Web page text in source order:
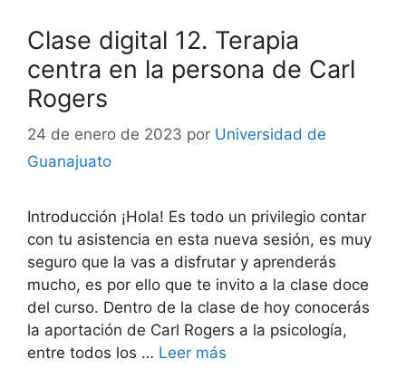
Clase digital 12. Terapia
centra en la persona de Carl
Rogers
24 de enero de 2023 por Universidad de
Guanajuato
Introducción ¡Hola! Es todo un privilegio contar
con tu asistencia en esta nueva sesión, es muy
seguro que la vas a disfrutar y aprenderás
mucho, es por ello que te invito a la clase doce
del curso. Dentro de la clase de hoy conocerás
la aportación de Carl Rogers a la psicología,
entre todos los … Leer más